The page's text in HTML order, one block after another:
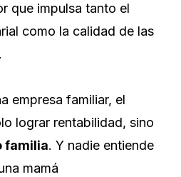
que impulsa tanto el
como la calidad de las
empresa familiar, el
lograr rentabilidad, sino
familia. Y nadie entiende
mamá